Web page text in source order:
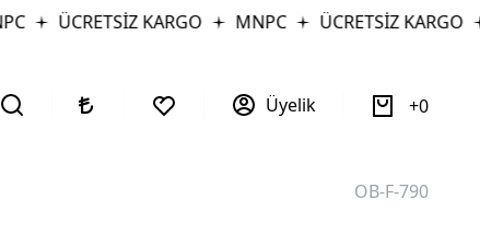
ÜCRETSİZ KARGO MNPC ÜCRETSİZ KARGO
Üyelik 0
OB-F-790